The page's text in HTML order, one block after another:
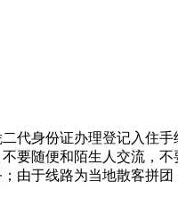
代身份证办理登记入住手
要随便和陌生人交流，不
由于线路为当地散客拼